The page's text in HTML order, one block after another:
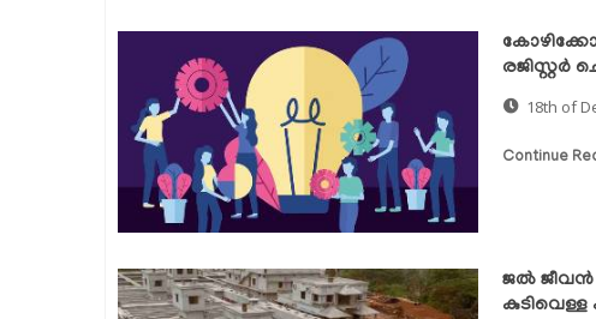
രജിസ്റ്റർ
18th of
Continue
ജല്‍ ജീവന്‍